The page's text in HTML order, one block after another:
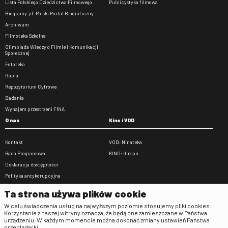
Lista Polskiego Dziedzictwa Filmowego
Biogramy.pl. Polski Portal Biograficzny
Archiwum
Filmoteka Szkolna
Olimpiada Wiedzy o Filmie i Komunikacji
Społecznej
Fototeka
Gapla
Repozytorium Cyfrowe
Badania
Wynajem przestrzeni FINA
Publicystyka filmowa
O nas
Kontakt
Rada Programowa
Deklaracja dostępności
Polityka antykorupcyjna
Zamówienia publiczne
Praca w FINA
Kino i VOD
VOD: Ninateka
KINO: Iluzjon
Regulaminy
Ta strona używa plików cookie
W celu świadczenia usług na najwyższym poziomie stosujemy pliki cookies.
Korzystanie z naszej witryny oznacza, że będą one zamieszczane w Państwa
urządzeniu. W każdym momencie można dokonać zmiany ustawień Państwa